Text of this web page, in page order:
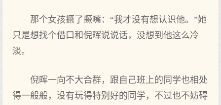
那个女孩撅了撅嘴：“我才没有想认识他。”她
只是想找个借口和倪晖说说话，没想到他这么冷
淡。
倪晖一向不大合群，跟自己班上的同学也相处
得一般般，没有玩得特别好的同学，不过也不妨碍